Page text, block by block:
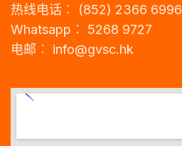
热线电话︰ (852) 2366 6996
Whatsapp︰ 5268 9727
电邮︰ info@gvsc.hk